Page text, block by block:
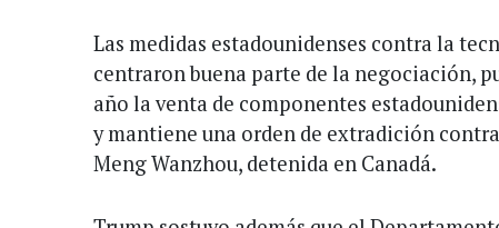
Las medidas estadounidenses contra la
centraron buena parte de la negociación,
año la venta de componentes
y mantiene una orden de extradición
Meng Wanzhou, detenida en Canadá.